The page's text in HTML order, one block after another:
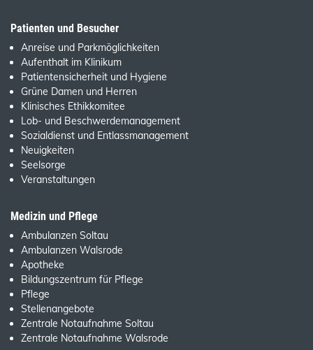
Patienten und Besucher
Anreise und Parkmöglichkeiten
Aufenthalt im Klinikum
Patientensicherheit und Hygiene
Grüne Damen und Herren
Klinisches Ethikkomitee
Lob- und Beschwerdemanagement
Sozialdienst und Entlassmanagement
Neuigkeiten
Seelsorge
Veranstaltungen
Medizin und Pflege
Ambulanzen Soltau
Ambulanzen Walsrode
Apotheke
Bildungszentrum für Pflege
Pflege
Stellenangebote
Zentrale Notaufnahme Soltau
Zentrale Notaufnahme Walsrode